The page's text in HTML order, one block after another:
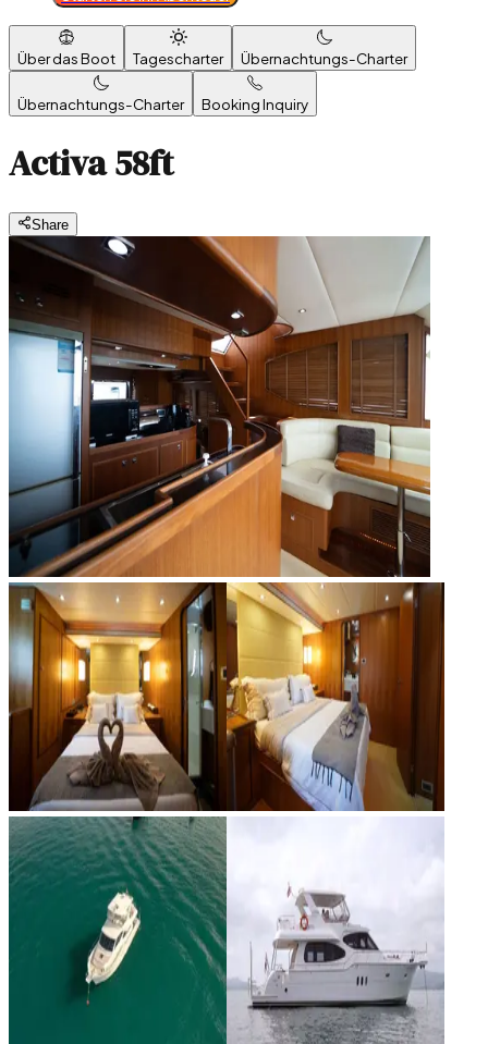
Über das Boot Tagescharter Übernachtungs-Charter
Übernachtungs-Charter Booking Inquiry
Activa 58ft
Share